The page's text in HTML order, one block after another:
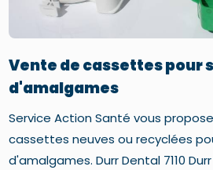
Vente de cassettes pour
d'amalgames
Service Action Santé vous
cassettes neuves ou recyclées
d'amalgames. Durr Dental 7110 Durr